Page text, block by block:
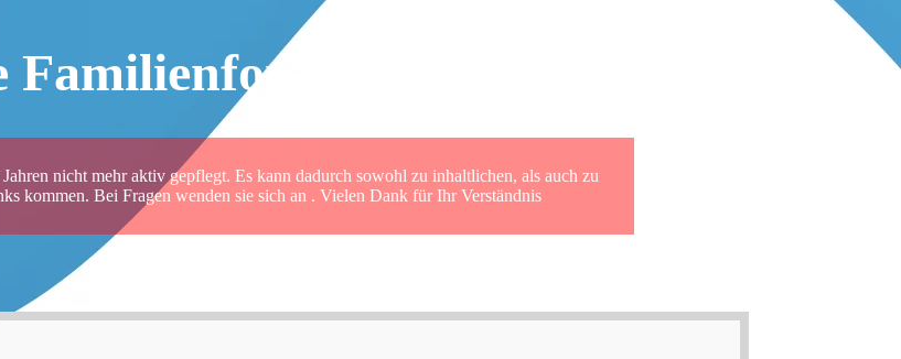
Familienforscher SUD Archiv
nicht mehr aktiv gepflegt. Es kann dadurch sowohl zu inhaltlichen, als auch zu
kommen. Bei Fragen wenden sie sich an . Vielen Dank für Ihr Verständnis